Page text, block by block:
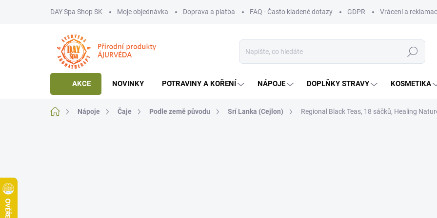
DAY Spa Shop SK Moje objednávka Doprava a platba FAQ - Často kladené dotazy GDPR Vrácení a
Hledat
AKCE NOVINKY POTRAVINY A KOŘENÍ NÁPOJE DOPLŇKY STRAVY KOSMETIKA
Domů Nápoje Čaje Podle země původu Srí Lanka (Cejlon) Regional Black Teas, 18 sáčků, Healing